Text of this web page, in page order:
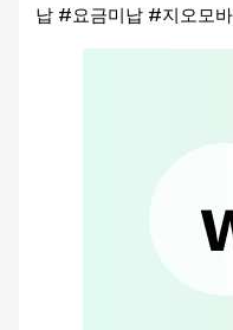
납 #요금미납 #지오모